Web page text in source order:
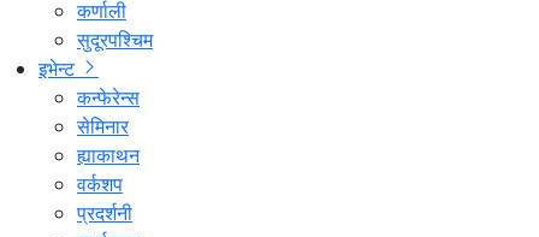
कर्णाली
सुदूरपश्चिम
इभेन्ट
कन्फेरेन्स
सेमिनार
ह्याकाथन
वर्कशप
प्रदर्शनी